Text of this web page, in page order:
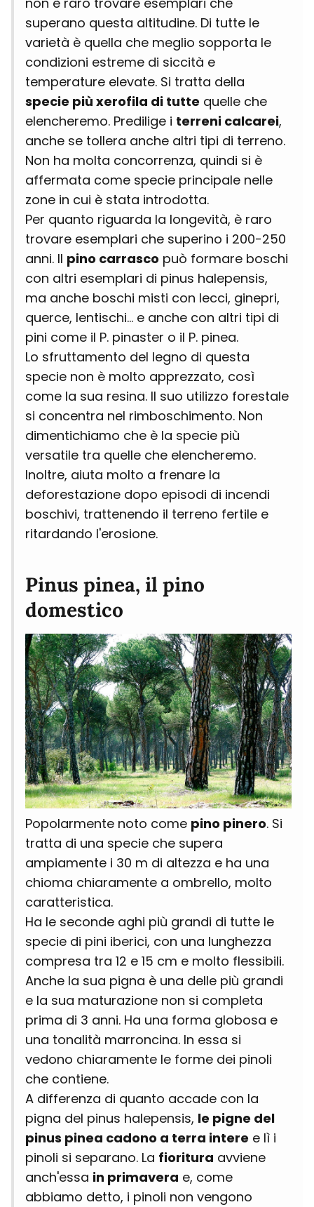
superano questa altitudine. Di tutte le
varietà è quella che meglio sopporta le
condizioni estreme di siccità e
temperature elevate. Si tratta della
specie più xerofila di tutte quelle che
elencheremo. Predilige i terreni calcarei,
anche se tollera anche altri tipi di terreno.
Non ha molta concorrenza, quindi si è
affermata come specie principale nelle
zone in cui è stata introdotta.
Per quanto riguarda la longevità, è raro
trovare esemplari che superino i 200-250
anni. Il pino carrasco può formare boschi
con altri esemplari di pinus halepensis,
ma anche boschi misti con lecci, ginepri,
querce, lentischi... e anche con altri tipi di
pini come il P. pinaster o il P. pinea.
Lo sfruttamento del legno di questa
specie non è molto apprezzato, così
come la sua resina. Il suo utilizzo forestale
si concentra nel rimboschimento. Non
dimentichiamo che è la specie più
versatile tra quelle che elencheremo.
Inoltre, aiuta molto a frenare la
deforestazione dopo episodi di incendi
boschivi, trattenendo il terreno fertile e
ritardando l'erosione.
Pinus pinea, il pino
domestico
Popolarmente noto come pino pinero. Si
tratta di una specie che supera
ampiamente i 30 m di altezza e ha una
chioma chiaramente a ombrello, molto
caratteristica.
Ha le seconde aghi più grandi di tutte le
specie di pini iberici, con una lunghezza
compresa tra 12 e 15 cm e molto flessibili.
Anche la sua pigna è una delle più grandi
e la sua maturazione non si completa
prima di 3 anni. Ha una forma globosa e
una tonalità marroncina. In essa si
vedono chiaramente le forme dei pinoli
che contiene.
A differenza di quanto accade con la
pigna del pinus halepensis, le pigne del
pinus pinea cadono a terra intere e lì i
pinoli si separano. La fioritura avviene
anch'essa in primavera e, come
abbiamo detto, i pinoli non vengono